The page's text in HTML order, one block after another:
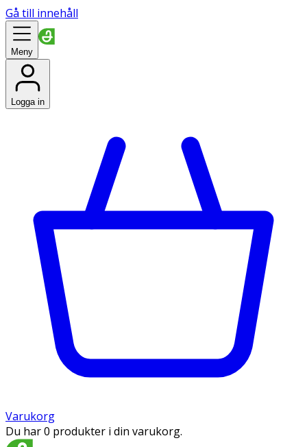
Gå till innehåll
Meny
Logga in
Varukorg
Du har 0 produkter i din varukorg.